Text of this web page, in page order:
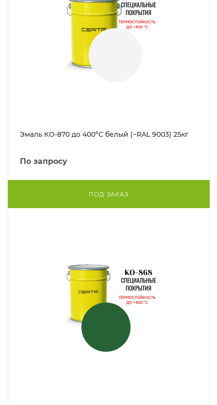
Эмаль КО-870 до 400°С белый (~RAL 9003) 25кг
По запросу
ПОД ЗАКАЗ